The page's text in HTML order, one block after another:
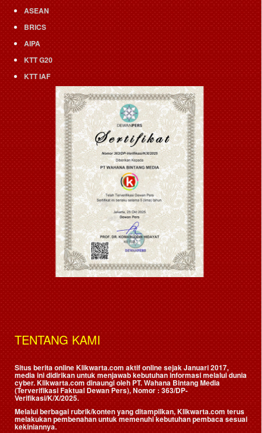
ASEAN
BRICS
AIPA
KTT G20
KTT IAF
TENTANG KAMI
Situs berita online Klikwarta.com aktif online sejak Januari 2017,
media ini didirikan untuk menjawab kebutuhan informasi melalui dunia
cyber. Klikwarta.com dinaungi oleh PT. Wahana Bintang Media
(Terverifikasi Faktual Dewan Pers), Nomor : 363/DP-
Verifikasi/K/X/2025.
Melalui berbagai rubrik/konten yang ditampilkan, Klikwarta.com terus
melakukan pembenahan untuk memenuhi kebutuhan pembaca sesuai
kekiniannya.